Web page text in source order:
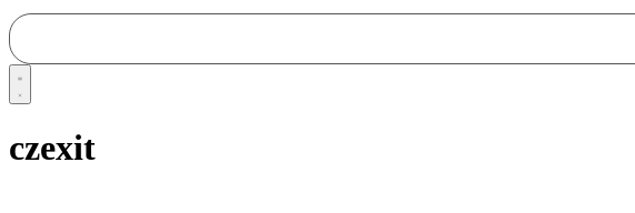
czexit